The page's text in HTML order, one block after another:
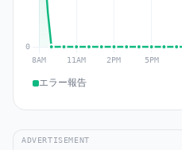
エラー報告
ADVERTISEMENT